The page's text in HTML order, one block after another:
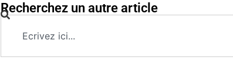
Recherchez un autre article